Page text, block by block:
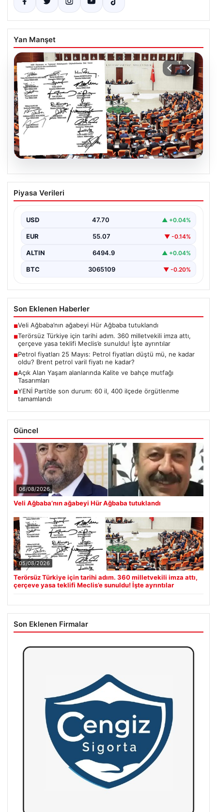
Yan Manşet
05.08.2026
Terörsüz Türkiye için tarihi adım. 360
milletvekili imza attı, çerçeve yasa
{"title":"Terörsüz Türkiye İçin Önemli Hukuki Adım: 360
Sunuldu","content":"Türkiye'de…
Piyasa Verileri
USD 47.70 ▲ +0.04%
EUR 55.07 ▼ -0.14%
ALTIN 6494.9 ▲ +0.04%
BTC 3065109 ▼ -0.20%
Son Eklenen Haberler
■Veli Ağbaba’nın ağabeyi Hür Ağbaba tutuklandı
■Terörsüz Türkiye için tarihi adım. 360 milletvekili imza attı,
çerçeve yasa teklifi Meclis’e sunuldu! İşte ayrıntılar
■Petrol fiyatları 25 Mayıs: Petrol fiyatları düştü mü, ne kadar
oldu? Brent petrol varil fiyatı ne kadar?
■Açık Alan Yaşam alanlarında Kalite ve bahçe mutfağı
Tasarımları
■YENİ Parti’de son durum: 60 il, 400 ilçede örgütlenme
tamamlandı
Güncel
06/08/2026
Veli Ağbaba’nın ağabeyi Hür Ağbaba tutuklandı
05/08/2026
Terörsüz Türkiye için tarihi adım. 360 milletvekili imza attı,
çerçeve yasa teklifi Meclis’e sunuldu! İşte ayrıntılar
Son Eklenen Firmalar